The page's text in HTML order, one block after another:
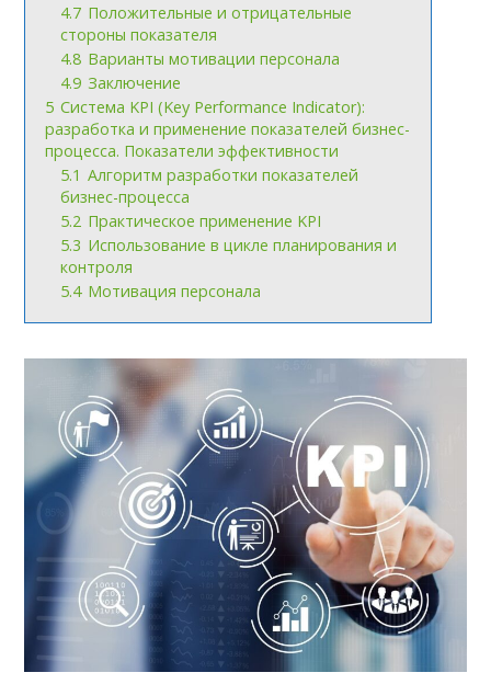
4.7 Положительные и отрицательные
стороны показателя
4.8 Варианты мотивации персонала
4.9 Заключение
5 Система KPI (Key Performance Indicator):
разработка и применение показателей бизнес-
процесса. Показатели эффективности
5.1 Алгоритм разработки показателей
бизнес-процесса
5.2 Практическое применение KPI
5.3 Использование в цикле планирования и
контроля
5.4 Мотивация персонала